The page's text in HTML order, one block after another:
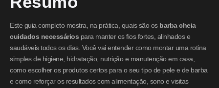
Este guia completo mostra, na prática, quais são os barba cheia
cuidados necessários para manter os fios fortes, alinhados e
saudáveis todos os dias. Você vai entender como montar uma rotina
simples de higiene, hidratação, nutrição e manutenção em casa,
como escolher os produtos certos para o seu tipo de pele e de barba
e como reforçar os resultados com alimentação, sono e visitas